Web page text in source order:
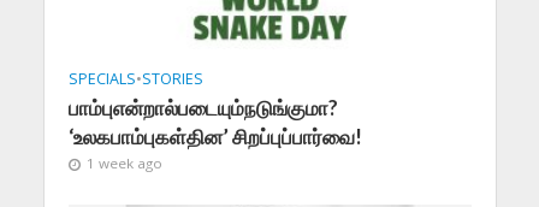
SPECIALS•STORIES
பாம்புஎன்றால்படையும்நடுங்குமா?
‘உலகபாம்புகள்தின’ சிறப்புப்பார்வை!
1 week ago